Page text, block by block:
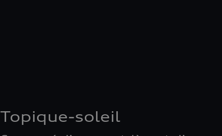
Topique-soleil